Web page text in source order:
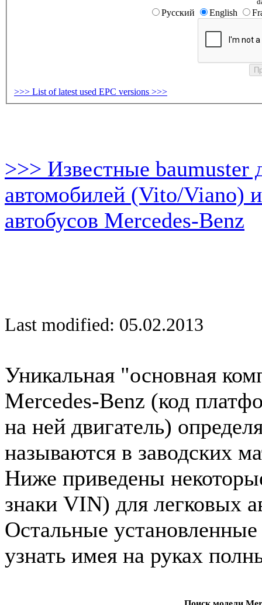
Русский English
>>> List of latest used EPC versions >>>
>>> Известные baumuster
автомобилей (Vito/Viano)
автобусов Mercedes-Benz
Last modified: 05.02.2013
Уникальная "основная
Mercedes-Benz (код
на ней двигатель)
называются в заводских
Ниже приведены
знаки VIN) для легковых
Остальные
узнать имея на руках